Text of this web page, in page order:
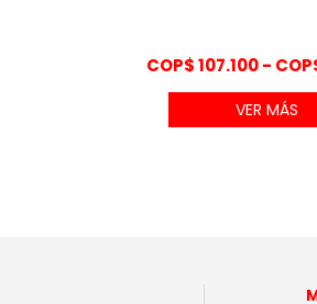
COP$107.100 -
VER MÁS